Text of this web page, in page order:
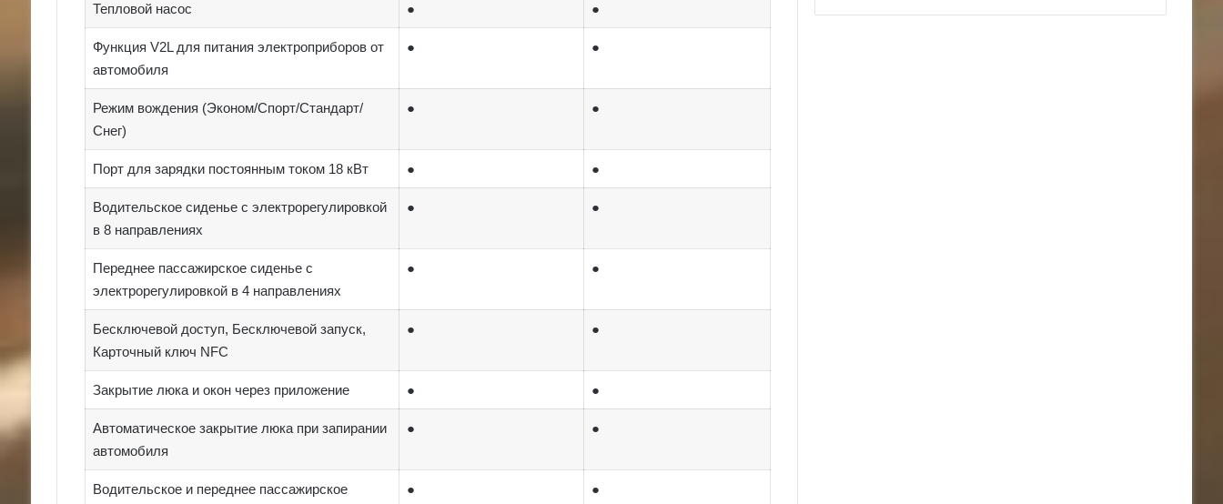
Тепловой насос ● ●
Функция V2L для питания электроприборов от
автомобиля
● ●
Режим вождения (Эконом/Спорт/Стандарт/
Снег)
● ●
Порт для зарядки постоянным током 18 кВт ● ●
Водительское сиденье с электрорегулировкой
в 8 направлениях
● ●
Переднее пассажирское сиденье с
электрорегулировкой в 4 направлениях
● ●
Бесключевой доступ, Бесключевой запуск,
Карточный ключ NFC
● ●
Закрытие люка и окон через приложение ● ●
Автоматическое закрытие люка при запирании
автомобиля
● ●
Водительское и переднее пассажирское ● ●